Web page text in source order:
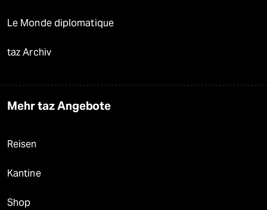
Le Monde diplomatique
taz Archiv
Mehr taz Angebote
Reisen
Kantine
Shop